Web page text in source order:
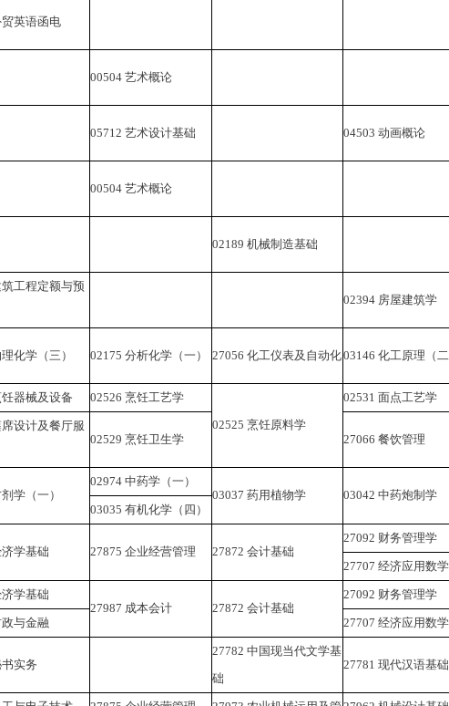
英语函电
00504 艺术概论
05712 艺术设计基础 04503 动画概论
00504 艺术概论
02189 机械制造基础
工程定额与预
02394 房屋建筑学
化学（三） 02175 分析化学（一） 27056 化工仪表及自动化03146 化工原理（二
器械及设备 02526 烹饪工艺学
02525 烹饪原料学
02531 面点工艺学
设计及餐厅服
02529 烹饪卫生学 27066 餐饮管理
学（一）
02974 中药学（一）
03037 药用植物学 03042 中药炮制学
03035 有机化学（四）
学基础 27875 企业经营管理 27872 会计基础
27092 财务管理学
27707 经济应用数学
学基础
27987 成本会计 27872 会计基础
27092 财务管理学
政与金融 27707 经济应用数学
实务
27782 中国现当代文学基
础
27781 现代汉语基础